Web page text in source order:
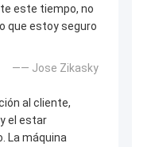
este tiempo, no
que estoy seguro
—— Jose Zikasky
al cliente,
el estar
La máquina